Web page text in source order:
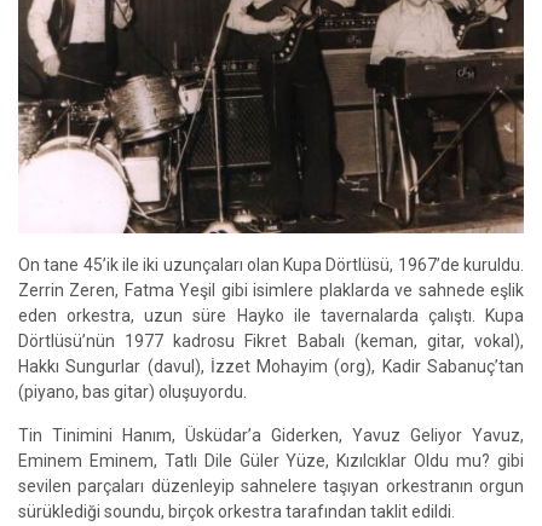
On tane 45’ik ile iki uzunçaları olan Kupa Dörtlüsü, 1967’de kuruldu.
Zerrin Zeren, Fatma Yeşil gibi isimlere plaklarda ve sahnede eşlik
eden orkestra, uzun süre Hayko ile tavernalarda çalıştı. Kupa
Dörtlüsü’nün 1977 kadrosu Fikret Babalı (keman, gitar, vokal),
Hakkı Sungurlar (davul), İzzet Mohayim (org), Kadir Sabanuç’tan
(piyano, bas gitar) oluşuyordu.
Tin Tinimini Hanım, Üsküdar’a Giderken, Yavuz Geliyor Yavuz,
Eminem Eminem, Tatlı Dile Güler Yüze, Kızılcıklar Oldu mu? gibi
sevilen parçaları düzenleyip sahnelere taşıyan orkestranın orgun
sürüklediği soundu, birçok orkestra tarafından taklit edildi.